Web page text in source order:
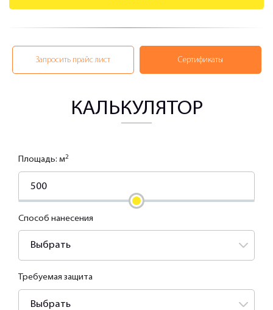
Запросить прайс лист Сертификаты
КАЛЬКУЛЯТОР
Площадь: м2
Способ нанесения
Выбрать
Требуемая защита
Выбрать